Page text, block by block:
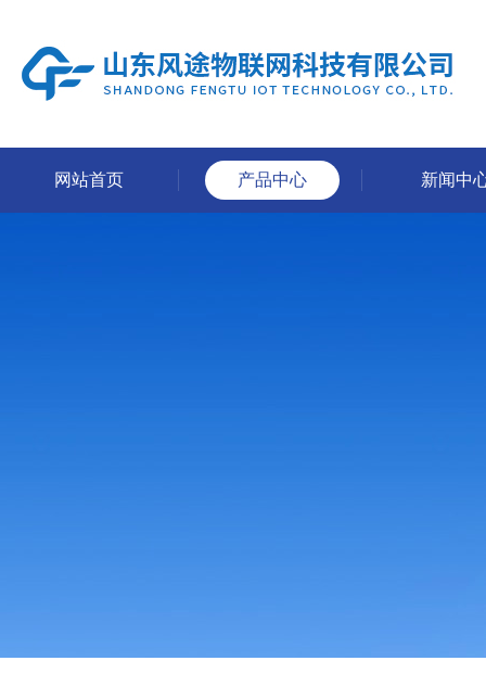
网站首页 产品中心 新闻中